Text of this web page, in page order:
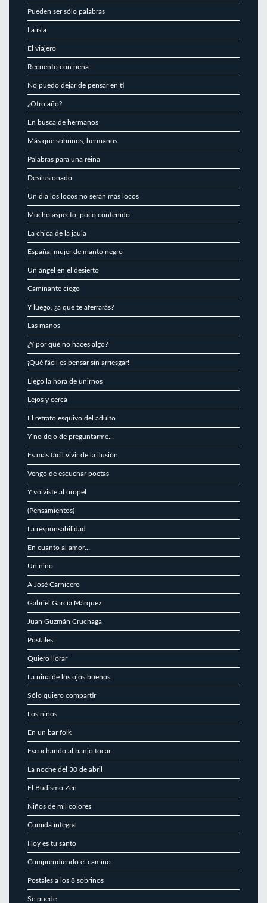
Pueden ser sólo palabras
La isla
El viajero
Recuento con pena
No puedo dejar de pensar en ti
¿Otro año?
En busca de hermanos
Más que sobrinos, hermanos
Palabras para una reina
Desilusionado
Un día los locos no serán más locos
Mucho aspecto, poco contenido
La chica de la jaula
España, mujer de manto negro
Un ángel en el desierto
Caminante ciego
Y luego, ¿a qué te aferrarás?
Las manos
¿Y por qué no haces algo?
¡Qué fácil es pensar sin arriesgar!
Llegó la hora de unirnos
Lejos y cerca
El retrato esquivo del adulto
Y no dejo de preguntarme…
Es más fácil vivir de la ilusión
Vengo de escuchar poetas
Y volviste al oropel
(Pensamientos)
La responsabilidad
En cuanto al amor…
Un niño
A José Carnicero
Gabriel García Márquez
Juan Guzmán Cruchaga
Postales
Quiero llorar
La niña de los ojos buenos
Sólo quiero compartir
Los niños
En un bar folk
Escuchando al banjo tocar
La noche del 30 de abril
El Budismo Zen
Niños de mil colores
Comida integral
Hoy es tu santo
Comprendiendo el camino
Postales a los 8 sobrinos
Se puede